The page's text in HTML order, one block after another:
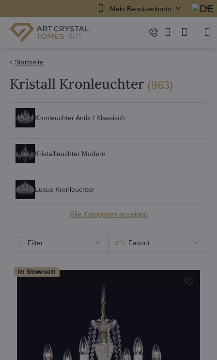
Mein Benutzerkonto
Startseite
Kristall Kronleuchter (963Artikel
)
Kronleuchter Antik / Klassisch
Kristallleuchter Modern
Luxus Kronleuchter
Alle Kategorien anzeigen
Favorit
Filter
im Showroom